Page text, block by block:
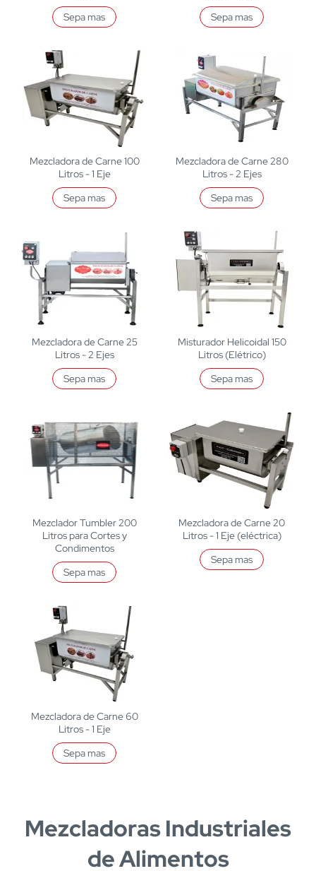
Sepa mas
Sepa mas
Mezcladora de Carne 100
Litros - 1 Eje
Sepa mas
Mezcladora de Carne 280
Litros - 2 Ejes
Sepa mas
Mezcladora de Carne 25
Litros - 2 Ejes
Sepa mas
Misturador Helicoidal 150
Litros (Elétrico)
Sepa mas
Mezclador Tumbler 200
Litros para Cortes y
Condimentos
Sepa mas
Mezcladora de Carne 20
Litros - 1 Eje (eléctrica)
Sepa mas
Mezcladora de Carne 60
Litros - 1 Eje
Sepa mas
Mezcladoras Industriales
de Alimentos